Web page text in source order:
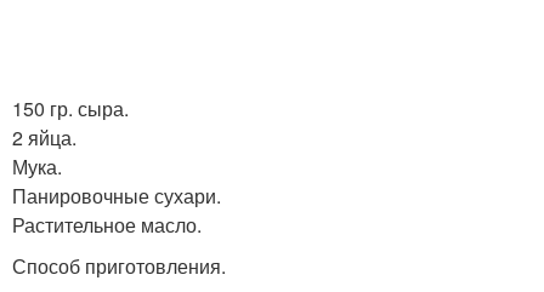
150 гр. сыра.
2 яйца.
Мука.
Панировочные сухари.
Растительное масло.
Способ приготовления.